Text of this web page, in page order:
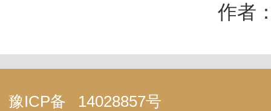
作者
豫ICP备
14028857号